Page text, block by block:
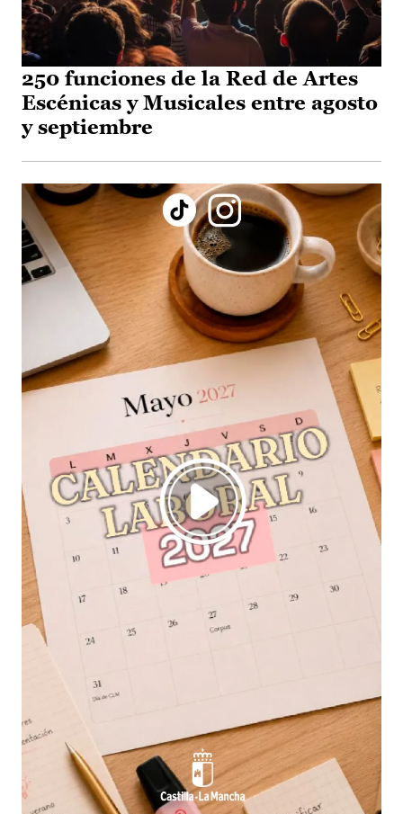
250 funciones de la Red de Artes
Escénicas y Musicales entre agosto
y septiembre